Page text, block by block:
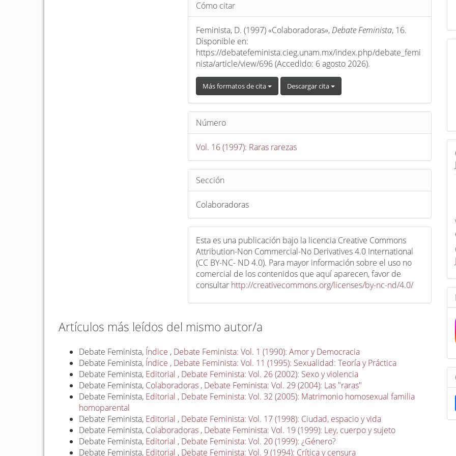
del
artículo
Cómo citar
Feminista, D. (1997) «Colaboradoras», Debate Feminista, 16.
Disponible en:
https://debatefeminista.cieg.unam.mx/index.php/debate_femi
nista/article/view/696 (Accedido: 6 agosto 2026).
Más formatos de cita Descargar cita
Número
Vol. 16 (1997): Raras rarezas
Sección
Colaboradoras
Esta es una publicación bajo la licencia Creative Commons
Attribution-Non Commercial-No Derivatives 4.0 International
(CC BY-NC- ND 4.0). Para mayor información sobre el uso no
comercial de los contenidos que aquí aparecen, favor de
consultar http://creativecommons.org/licenses/by-nc-nd/4.0/
Artículos más leídos del mismo autor/a
Debate Feminista, Índice , Debate Feminista: Vol. 1 (1990): Amor y Democracia
Debate Feminista, Índice , Debate Feminista: Vol. 11 (1995): Sexualidad: Teoría y Práctica
Debate Feminista, Editorial , Debate Feminista: Vol. 26 (2002): Sexo y violencia
Debate Feminista, Colaboradoras , Debate Feminista: Vol. 29 (2004): Las "raras"
Debate Feminista, Editorial , Debate Feminista: Vol. 32 (2005): Matrimonio homosexual familia
homoparental
Debate Feminista, Editorial , Debate Feminista: Vol. 17 (1998): Ciudad, espacio y vida
Debate Feminista, Colaboradoras , Debate Feminista: Vol. 19 (1999): Ley, cuerpo y sujeto
Debate Feminista, Editorial , Debate Feminista: Vol. 20 (1999): ¿Género?
Debate Feminista, Editorial , Debate Feminista: Vol. 9 (1994): Crítica y censura
t
i